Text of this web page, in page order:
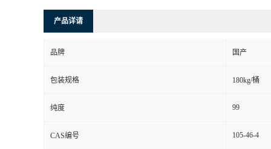
产品详请
品牌 国产
包装规格 180kg/桶
纯度 99
CAS编号 105-46-4